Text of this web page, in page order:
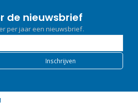
de nieuwsbrief
per jaar een nieuwsbrief.